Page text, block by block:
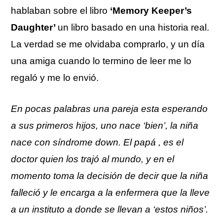
hablaban sobre el libro ‘Memory Keeper’s
Daughter’ un libro basado en una historia real.
La verdad se me olvidaba comprarlo, y un día
una amiga cuando lo termino de leer me lo
regaló y me lo envió.
En pocas palabras una pareja esta esperando
a sus primeros hijos, uno nace ‘bien’, la niña
nace con síndrome down. El papá , es el
doctor quien los trajó al mundo, y en el
momento toma la decisión de decir que la niña
falleció y le encarga a la enfermera que la lleve
a un instituto a donde se llevan a ‘estos niños’.